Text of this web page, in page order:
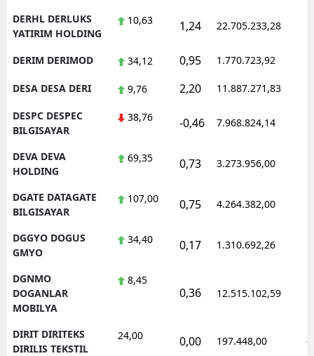
DERHL DERLUKS
YATIRIM HOLDING
10,63 1,24 22.705.233,28
DERIM DERIMOD 34,12 0,95 1.770.723,92
DESA DESA DERI 9,76 2,20 11.887.271,83
DESPC DESPEC
BILGISAYAR
38,76 -0,46 7.968.824,14
DEVA DEVA
HOLDING
69,35 0,73 3.273.956,00
DGATE DATAGATE
BILGISAYAR
107,00 0,75 4.264.382,00
DGGYO DOGUS
GMYO
34,40 0,17 1.310.692,26
DGNMO
DOGANLAR
MOBILYA
8,45
0,36 12.515.102,59
DIRIT DIRITEKS
DIRILIS TEKSTIL
24,00 0,00 197.448,00